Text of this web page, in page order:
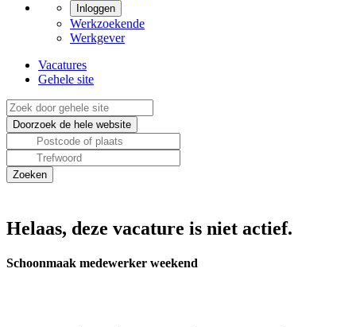
Inloggen
Werkzoekende
Werkgever
Vacatures
Gehele site
Helaas, deze vacature is niet actief.
Schoonmaak medewerker weekend